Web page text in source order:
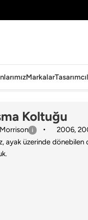
Markalar
Koltuğu›Cappellini›
Koltuğu
2006,
ayak üzerinde